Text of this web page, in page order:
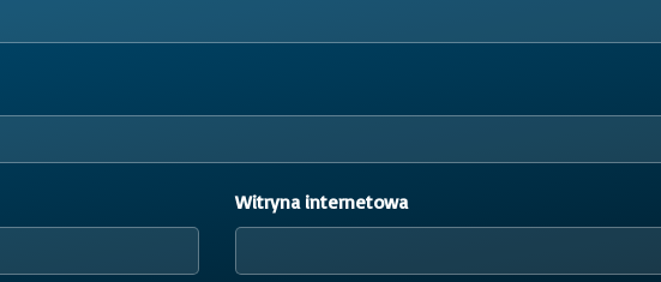
Witryna internetowa